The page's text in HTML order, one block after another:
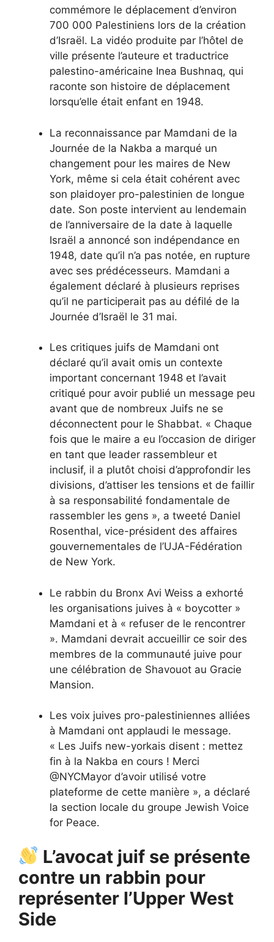
commémore le déplacement d’environ
700 000 Palestiniens lors de la création
d’Israël. La vidéo produite par l’hôtel de
ville présente l’auteure et traductrice
palestino-américaine Inea Bushnaq, qui
raconte son histoire de déplacement
lorsqu’elle était enfant en 1948.
La reconnaissance par Mamdani de la
Journée de la Nakba a marqué un
changement pour les maires de New
York, même si cela était cohérent avec
son plaidoyer pro-palestinien de longue
date. Son poste intervient au lendemain
de l’anniversaire de la date à laquelle
Israël a annoncé son indépendance en
1948, date qu’il n’a pas notée, en rupture
avec ses prédécesseurs. Mamdani a
également déclaré à plusieurs reprises
qu’il ne participerait pas au défilé de la
Journée d’Israël le 31 mai.
Les critiques juifs de Mamdani ont
déclaré qu’il avait omis un contexte
important concernant 1948 et l’avait
critiqué pour avoir publié un message peu
avant que de nombreux Juifs ne se
déconnectent pour le Shabbat. « Chaque
fois que le maire a eu l’occasion de diriger
en tant que leader rassembleur et
inclusif, il a plutôt choisi d’approfondir les
divisions, d’attiser les tensions et de faillir
à sa responsabilité fondamentale de
rassembler les gens », a tweeté Daniel
Rosenthal, vice-président des affaires
gouvernementales de l’UJA-Fédération
de New York.
Le rabbin du Bronx Avi Weiss a exhorté
les organisations juives à « boycotter »
Mamdani et à « refuser de le rencontrer
». Mamdani devrait accueillir ce soir des
membres de la communauté juive pour
une célébration de Shavouot au Gracie
Mansion.
Les voix juives pro-palestiniennes alliées
à Mamdani ont applaudi le message.
« Les Juifs new-yorkais disent : mettez
fin à la Nakba en cours ! Merci
@NYCMayor d’avoir utilisé votre
plateforme de cette manière », a déclaré
la section locale du groupe Jewish Voice
for Peace.
L’avocat juif se présente
contre un rabbin pour
représenter l’Upper West
Side